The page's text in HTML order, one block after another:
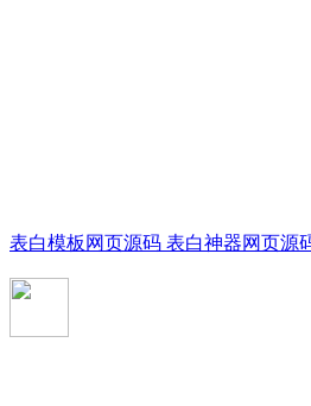
表白模板网页源码 表白神器网页源